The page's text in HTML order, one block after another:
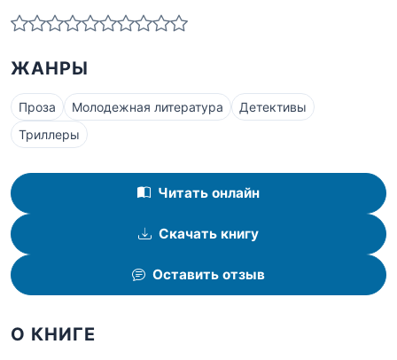
ЖАНРЫ
Проза Молодежная литература
Детективы
Триллеры
Читать онлайн
Скачать книгу
Оставить отзыв
О КНИГЕ